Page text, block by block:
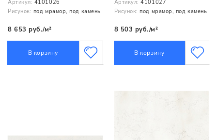
Артикул: 4101026
Рисунок: под мрамор, под камень
8 653 руб./м²
В корзину
Артикул: 4101027
Рисунок: под мрамор, под камень
8 503 руб./м²
В корзину